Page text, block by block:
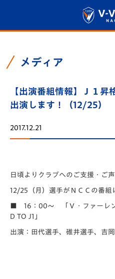
メディア
【出演番組情報】Ｊ１昇
出演します！（12/25）
2017.12.21
日頃よりクラブへのご支援・ご
12/25（月）選手がＮＣＣの番組
■ 16：00～ 「Ｖ・ファーレ
D TO J1」
出演：田代選手、碓井選手、吉